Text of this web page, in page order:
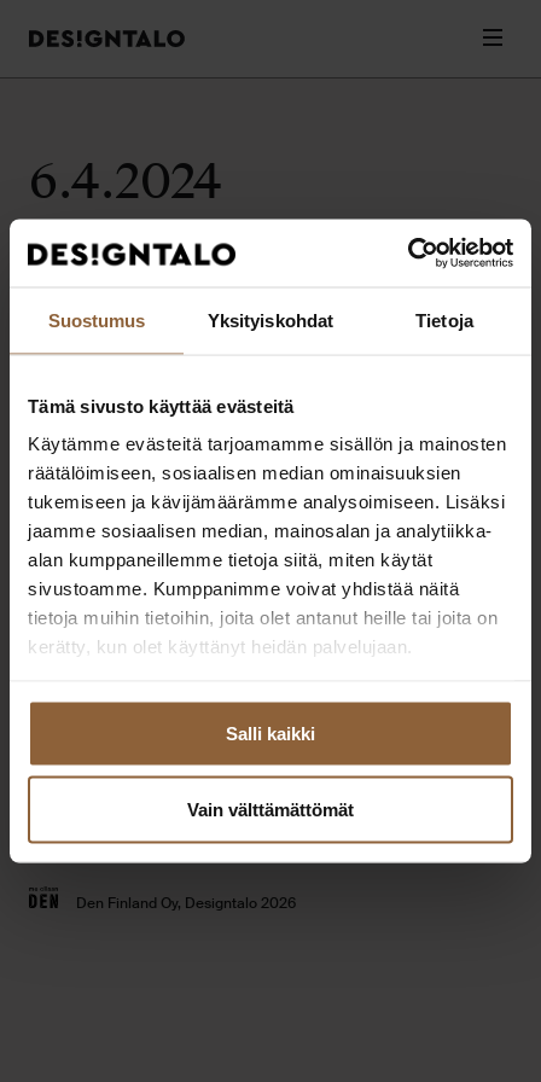
Suostumus Yksityiskohdat Tietoja
Tämä sivusto käyttää evästeitä
Käytämme evästeitä tarjoamamme sisällön ja mainosten
räätälöimiseen, sosiaalisen median ominaisuuksien
tukemiseen ja kävijämäärämme analysoimiseen. Lisäksi
jaamme sosiaalisen median, mainosalan ja analytiikka-
alan kumppaneillemme tietoja siitä, miten käytät
sivustoamme. Kumppanimme voivat yhdistää näitä
tietoja muihin tietoihin, joita olet antanut heille tai joita on
kerätty, kun olet käyttänyt heidän palvelujaan.
Salli kaikki
Vain välttämättömät
Designtalo
6.4.2024
Valitettavasti artikkeleita ei löytynyt.
Designtalo
Elämäsi parhaat ratkaisut muuttovalmiin kodin rakentamiseen.
Extranet
Extranet asiakkaille
Extranet
yhteistyökumppaneille
Usein kysytyt kysymykset
Pikalinkit
Ota yhteyttä
Toimipisteet
Tilaa esitteet
Talomallisto
Taloesittelyt
Den Finland Oy, Designtalo 2026